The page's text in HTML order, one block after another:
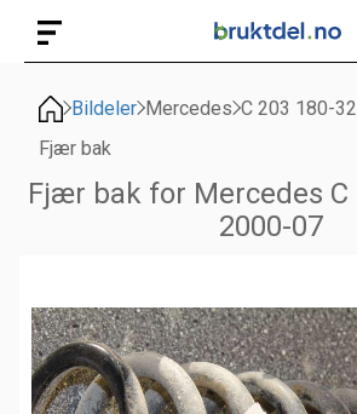
Bildeler Mercedes C 203 180-
Fjær bak
Fjær bak for Mercedes C
2000-07